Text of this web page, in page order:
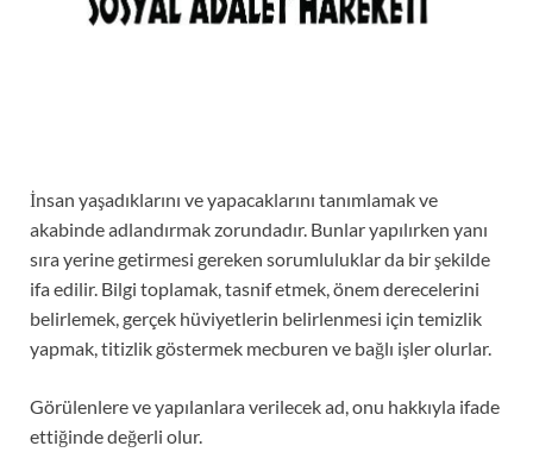
İnsan yaşadıklarını ve yapacaklarını tanımlamak ve
akabinde adlandırmak zorundadır. Bunlar yapılırken yanı
sıra yerine getirmesi gereken sorumluluklar da bir şekilde
ifa edilir. Bilgi toplamak, tasnif etmek, önem derecelerini
belirlemek, gerçek hüviyetlerin belirlenmesi için temizlik
yapmak, titizlik göstermek mecburen ve bağlı işler olurlar.
Görülenlere ve yapılanlara verilecek ad, onu hakkıyla ifade
ettiğinde değerli olur.